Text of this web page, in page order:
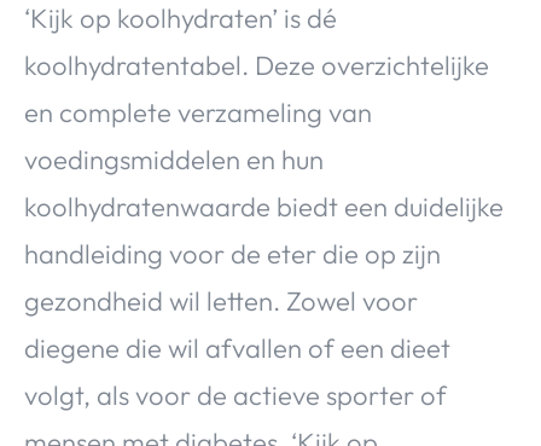
Contact
VALERIE'S CHOICE
Food & Drinks Health & Beauty Gadgets
Travel
Lifestyle
‘Kijk op koolhydraten’ is dé
koolhydratentabel. Deze overzichtelijke
en complete verzameling van
voedingsmiddelen en hun
koolhydratenwaarde biedt een duidelijke
handleiding voor de eter die op zijn
gezondheid wil letten. Zowel voor
diegene die wil afvallen of een dieet
volgt, als voor de actieve sporter of